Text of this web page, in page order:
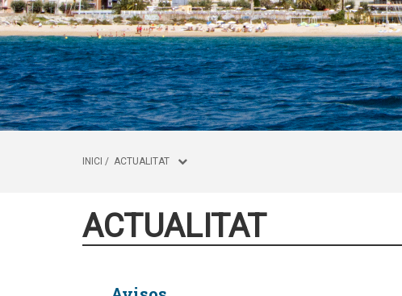
INICI / ACTUALITAT
ACTUALITAT